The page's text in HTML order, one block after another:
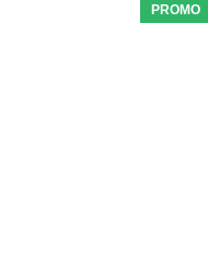
PROMO